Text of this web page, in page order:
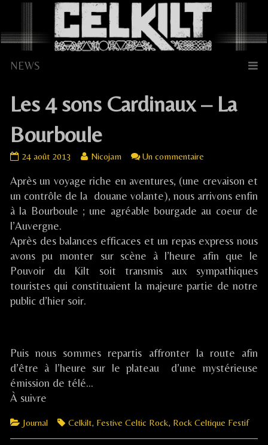
content
Les 4 sons Cardinaux – La
Bourboule
Les
sons
Cardinaux
–
Bourboule
published
on
24 août 2013
Read
posts
by
Les
4
sons
Cardinaux
Nicojam Un commentaire
4
sons
Bourboule
Après un voyage riche en aventures, (une crevaison et
un contrôle de la douane volante), nous arrivons enfin
à la Bourboule ; une agréable bourgade au coeur de
l’Auvergne.
Après des balances efficaces et un repas express nous
avons pu monter sur scène à l’heure afin que le
Pouvoir du Kilt soit transmis aux sympathiques
touristes qui constituaient la majeure partie de notre
public d’hier soir.
Puis nous sommes repartis affronter la route afin
d’être à l’heure sur le plateau d’une mystérieuse
émission de télé…
À suivre
Categories
Journal Tags
Celkilt, Festive Celtic Rock, Rock Celtique Festif